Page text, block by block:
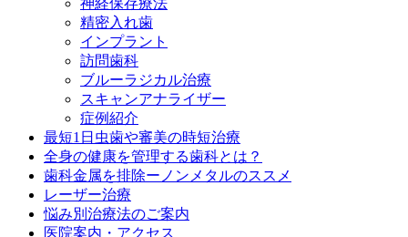
精密入れ歯
インプラント
訪問歯科
ブルーラジカル治療
スキャンアナライザー
症例紹介
最短1日虫歯や審美の時短治療
全身の健康を管理する歯科とは？
歯科金属を排除ーノンメタルのススメ
レーザー治療
悩み別治療法のご案内
医院案内・アクセス